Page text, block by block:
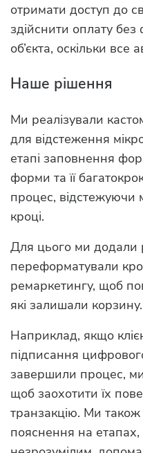
отримати доступ до
здійснити оплату без
об’єкта, оскільки все
Наше рішення
Ми реалізували
для відстеження
етапі заповнення
форми та її
процес, відстежуючи
кроці.
Для цього ми додали
переформатували
ремаркетингу, щоб
які залишали корзину.
Наприклад, якщо
підписання
завершили процес,
щоб заохотити їх
транзакцію. Ми
пояснення на